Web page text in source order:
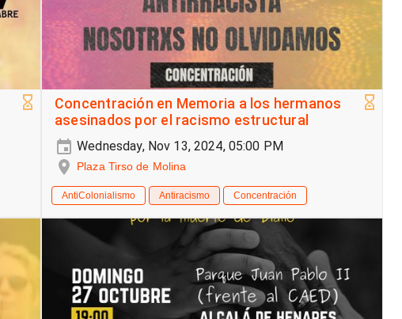
Concentración en Memoria a los hermanos
asesinados por el racismo estructural
Wednesday, Nov 13, 2024, 05:00 PM
Plaza Tirso de Molina
AntiColonialismo Antiracismo Concentración